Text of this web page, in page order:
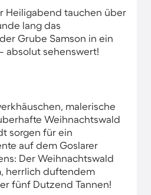
Heiligabend tauchen über
lang das
Grube Samson in ein
absolut sehenswert!
malerische
Weihnachtswald
sorgen für ein
auf dem Goslarer
Der Weihnachtswald
herrlich duftendem
fünf Dutzend Tannen!